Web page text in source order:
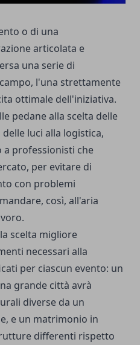
o di una
articolata e
una serie di
l'una strettamente
ottimale dell'iniziativa.
pedane alla scelta delle
luci alla logistica,
professionisti che
per evitare di
con problemi
così, all'aria
scelta migliore
necessari alla
per ciascun evento: un
grande città avrà
diverse da un
e un matrimonio in
differenti rispetto